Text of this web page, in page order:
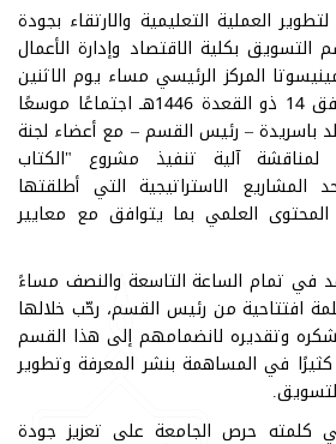
العملية التعليمية والارتقاء بجودة
بكلية الاقتصاد وإدارة الأعمال
المركز الرئيسي مساء يوم الاثنين
12 أيارمايو 2025م الموافق 14 ذو القعدة 1446هـ اجتماعًا موسعًا
باسريدة – رئيس القسم – مع أعضاء لجنة
لمناقشة آلية تنفيذ مشروع "الكتاب
المشاريع الاستراتيجية التي أطلقتها
المحتوى العلمي بما يتوافق مع معايير
في تمام الساعة التاسعة والنصف مساءً
افتتاحية من رئيس القسم، رحّب خلالها
شكره وتقديره لانضمامهم إلى هذا القسم
في المساهمة بنشر المعرفة وتطوير
كلمته حرص الجامعة على تعزيز جودة